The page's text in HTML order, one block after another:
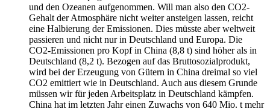
und den Ozeanen aufgenommen. Will man also den CO2-
Gehalt der Atmosphäre nicht weiter ansteigen lassen, reicht
eine Halbierung der Emissionen. Dies müsste aber weltweit
passieren und nicht nur in Deutschland und Europa. Die
CO2-Emissionen pro Kopf in China (8,8 t) sind höher als in
Deutschland (8,2 t). Bezogen auf das Bruttosozialprodukt,
wird bei der Erzeugung von Gütern in China dreimal so viel
CO2 emittiert wie in Deutschland. Auch aus diesem Grunde
müssen wir für jeden Arbeitsplatz in Deutschland kämpfen.
China hat im letzten Jahr einen Zuwachs von 640 Mio. t mehr